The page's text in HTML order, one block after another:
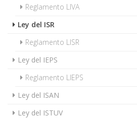
Reglamento LIVA
Ley del ISR
Reglamento LISR
Ley del IEPS
Reglamento LIEPS
Ley del ISAN
Ley del ISTUV